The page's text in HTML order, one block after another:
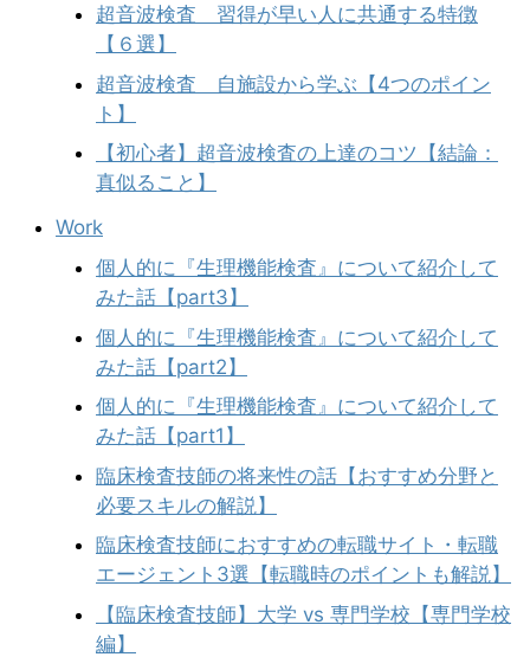
超音波検査 習得が早い人に共通する特徴
【６選】
超音波検査 自施設から学ぶ【4つのポイン
ト】
【初心者】超音波検査の上達のコツ【結論：
真似ること】
Work
個人的に『生理機能検査』について紹介して
みた話【part3】
個人的に『生理機能検査』について紹介して
みた話【part2】
個人的に『生理機能検査』について紹介して
みた話【part1】
臨床検査技師の将来性の話【おすすめ分野と
必要スキルの解説】
臨床検査技師におすすめの転職サイト・転職
エージェント3選【転職時のポイントも解説】
【臨床検査技師】大学 vs 専門学校【専門学校
編】